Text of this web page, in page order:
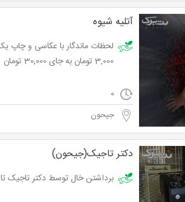
آتلیه شیوه
3,000 تومان به جای 30,000 تومان
0
جیحون
دکتر تاجیک(جیحون)
برداشتن خال توسط دکتر تاجیک تا 85% تخفیف و پرداخت از 3,000 تومان